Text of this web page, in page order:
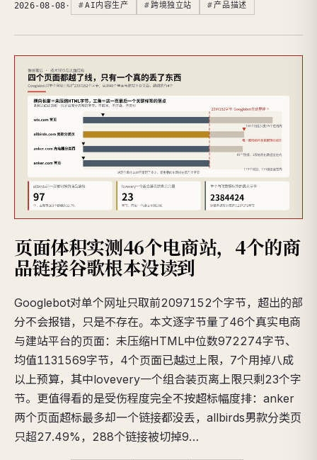
2026-08-08 · AI内容生产 跨境独立站 产品描述
页面体积实测46个电商站，4个的商
品链接谷歌根本没读到
Googlebot对单个网址只取前2097152个字节，超出的部
分不会报错，只是不存在。本文逐字节量了46个真实电商
与建站平台的页面：未压缩HTML中位数972274字节、
均值1131569字节，4个页面已越过上限，7个用掉八成
以上预算，其中lovevery一个组合装页离上限只剩23个字
节。更值得看的是受伤程度完全不按超标幅度排：anker
两个页面超标最多却一个链接都没丢，allbirds男款分类页
只超27.49%，288个链接被切掉9…